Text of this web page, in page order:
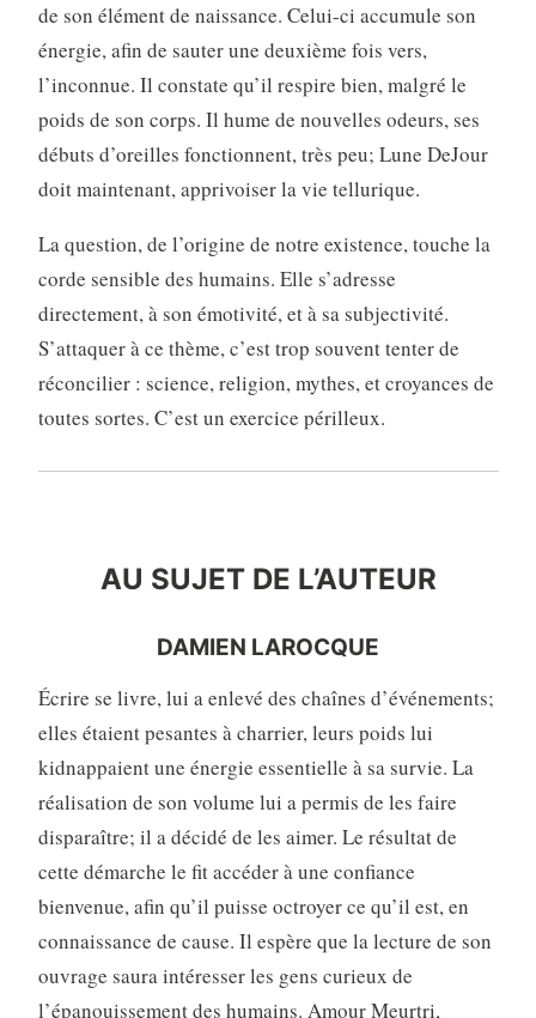
de son élément de naissance. Celui-ci accumule son
énergie, afin de sauter une deuxième fois vers,
l’inconnue. Il constate qu’il respire bien, malgré le
poids de son corps. Il hume de nouvelles odeurs, ses
débuts d’oreilles fonctionnent, très peu; Lune DeJour
doit maintenant, apprivoiser la vie tellurique.
La question, de l’origine de notre existence, touche la
corde sensible des humains. Elle s’adresse
directement, à son émotivité, et à sa subjectivité.
S’attaquer à ce thème, c’est trop souvent tenter de
réconcilier : science, religion, mythes, et croyances de
toutes sortes. C’est un exercice périlleux.
AU SUJET DE L’AUTEUR
DAMIEN LAROCQUE
Écrire se livre, lui a enlevé des chaînes d’événements;
elles étaient pesantes à charrier, leurs poids lui
kidnappaient une énergie essentielle à sa survie. La
réalisation de son volume lui a permis de les faire
disparaître; il a décidé de les aimer. Le résultat de
cette démarche le fit accéder à une confiance
bienvenue, afin qu’il puisse octroyer ce qu’il est, en
connaissance de cause. Il espère que la lecture de son
ouvrage saura intéresser les gens curieux de
l’épanouissement des humains. Amour Meurtri,